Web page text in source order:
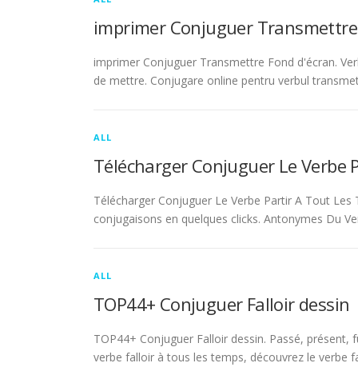
imprimer Conjuguer
imprimer Conjuguer Transmettre Fond d'écran.
de mettre. Conjugare online pentru verbul
ALL
Télécharger Conjuguer Le Verbe
Télécharger Conjuguer Le Verbe Partir A Tout
conjugaisons en quelques clicks. Antonymes Du
ALL
TOP44+ Conjuguer Falloir dessin
TOP44+ Conjuguer Falloir dessin. Passé,
verbe falloir à tous les temps, découvrez le verbe